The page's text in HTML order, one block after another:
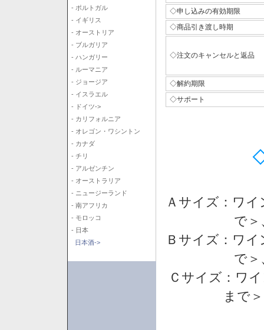
- ポルトガル
- イギリス
- オーストリア
- ブルガリア
- ハンガリー
- ルーマニア
- ジョージア
- イスラエル
- ドイツ->
- カリフォルニア
- オレゴン・ワシントン
- カナダ
- チリ
- アルゼンチン
- オーストラリア
- ニュージーランド
- 南アフリカ
- モロッコ
- 日本
日本酒->
◇申し込みの有効期限
◇商品引き渡し時期
◇注文のキャンセルと返品
◇解約期限
◇サポート
Ａサイズ：ワ
で
Ｂサイズ：ワ
で
Ｃサイズ：ワ
まで